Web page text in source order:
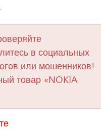
в социальных
или мошенников!
товар «NOKIA